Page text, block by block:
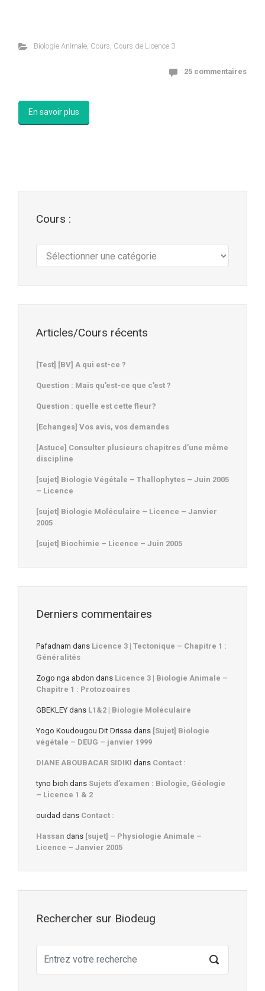
Biologie Animale, Cours, Cours de Licence 3
25 commentaires
En savoir plus
Cours :
Articles/Cours récents
[Test] [BV] A qui est-ce ?
Question : Mais qu’est-ce que c’est ?
Question : quelle est cette fleur?
[Echanges] Vos avis, vos demandes
[Astuce] Consulter plusieurs chapitres d’une même
discipline
[sujet] Biologie Végétale – Thallophytes – Juin 2005
– Licence
[sujet] Biologie Moléculaire – Licence – Janvier
2005
[sujet] Biochimie – Licence – Juin 2005
Derniers commentaires
Pafadnam dans Licence 3 | Tectonique – Chapitre 1 :
Généralités
Zogo nga abdon dans Licence 3 | Biologie Animale –
Chapitre 1 : Protozoaires
GBEKLEY dans L1&2 | Biologie Moléculaire
Yogo Koudougou Dit Drissa dans [Sujet] Biologie
végétale – DEUG – janvier 1999
DIANE ABOUBACAR SIDIKI dans Contact :
tyno bioh dans Sujets d’examen : Biologie, Géologie
– Licence 1 & 2
ouidad dans Contact :
Hassan dans [sujet] – Physiologie Animale –
Licence – Janvier 2005
Rechercher sur Biodeug